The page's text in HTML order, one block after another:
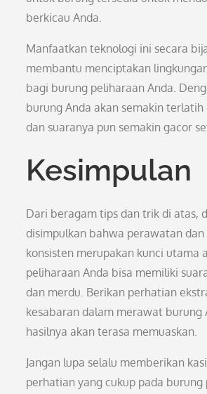
berkicau Anda.
Manfaatkan teknologi ini secara
membantu menciptakan
bagi burung peliharaan Anda.
burung Anda akan semakin
dan suaranya pun semakin gacor
Kesimpulan
Dari beragam tips dan trik di atas,
disimpulkan bahwa perawatan
konsisten merupakan kunci utama
peliharaan Anda bisa memiliki
dan merdu. Berikan perhatian
kesabaran dalam merawat burung
hasilnya akan terasa memuaskan.
Jangan lupa selalu memberikan
perhatian yang cukup pada burung